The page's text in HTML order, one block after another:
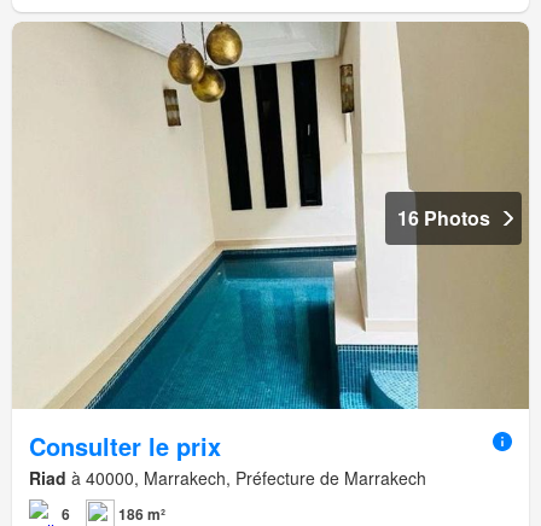
16 Photos
Consulter le prix
Riad à 40000, Marrakech, Préfecture de Marrakech
6 186 m²